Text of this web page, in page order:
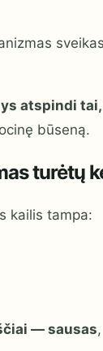
atspindi
būseną.
turėtų
kailis tampa:
— sausas,